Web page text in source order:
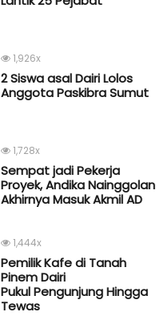
1,926x
2 Siswa asal Dairi Lolos
Anggota Paskibra Sumut
1,728x
Sempat jadi Pekerja
Proyek, Andika Nainggolan
Akhirnya Masuk Akmil AD
1,444x
Pemilik Kafe di Tanah
Pinem Dairi
Pukul Pengunjung Hingga
Tewas